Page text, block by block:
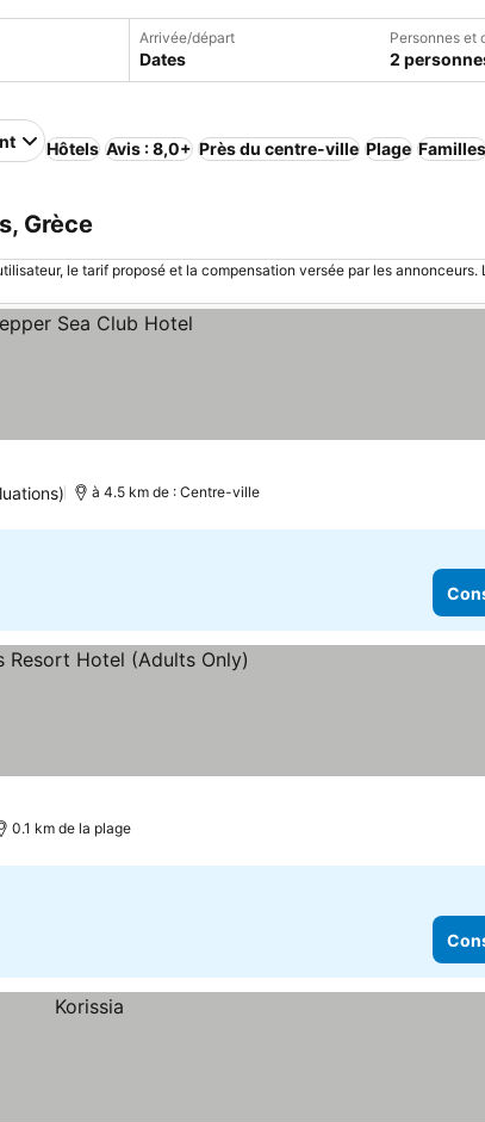
Arrivée/départ
Dates
Personnes et
2
Hôtels Avis : 8,0+ Près du centre-ville Plage Familles
Grèce
le tarif proposé et la compensation versée par les annonceurs.
à 4.5 km de : Centre-ville
0.1 km de la plage